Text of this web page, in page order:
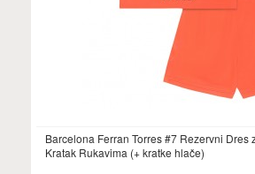
Barcelona Ferran Torres #7 Rezervni Dres
Kratak Rukavima (+ kratke hlače)